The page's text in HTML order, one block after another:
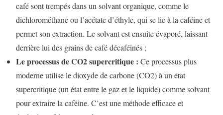
café sont trempés dans un solvant organique, comme le
dichlorométhane ou l’acétate d’éthyle, qui se lie à la caféine et
permet son extraction. Le solvant est ensuite évaporé, laissant
derrière lui des grains de café décaféinés ;
Le processus de CO2 supercritique : Ce processus plus
moderne utilise le dioxyde de carbone (CO2) à un état
supercritique (un état entre le gaz et le liquide) comme solvant
pour extraire la caféine. C’est une méthode efficace et